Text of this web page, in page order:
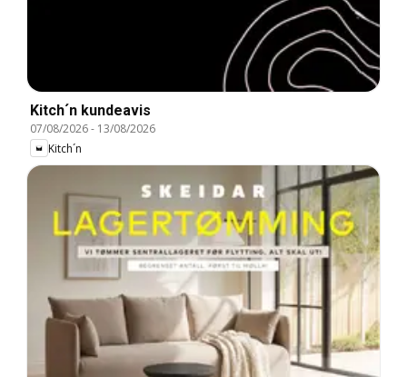
Kitch´n kundeavis
07/08/2026- 13/08/2026
Kitch´n